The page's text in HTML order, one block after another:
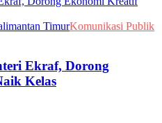
TimurKomunikasi Publik
Ekraf, Dorong
Kelas